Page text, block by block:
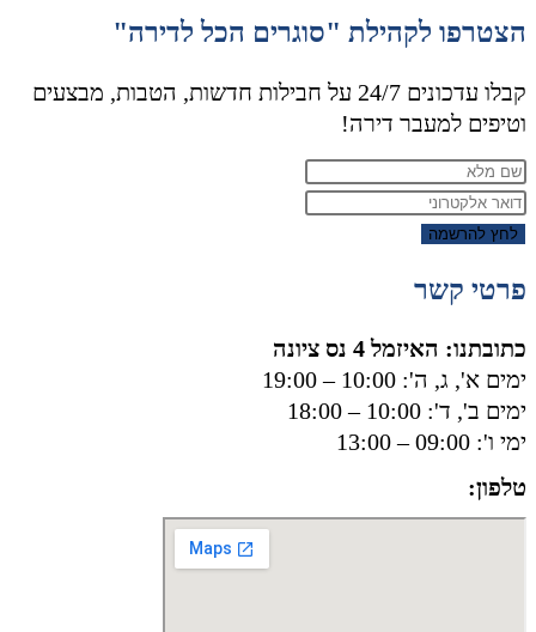
הצטרפו לקהילת "סוגרים הכל לדירה"
קבלו עדכונים 24/7 על חבילות חדשות, הטבות, מבצעים
וטיפים למעבר דירה!
לחץ להרשמה
פרטי קשר
כתובתנו: האיזמל 4 נס ציונה
ימים א', ג, ה': 10:00 – 19:00
ימים ב', ד': 10:00 – 18:00
ימי ו': 09:00 – 13:00
טלפון: